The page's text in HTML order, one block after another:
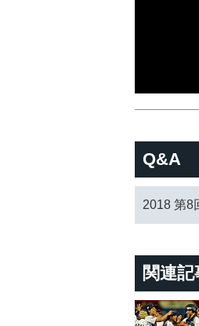
Q&A
2018 第8
関連記